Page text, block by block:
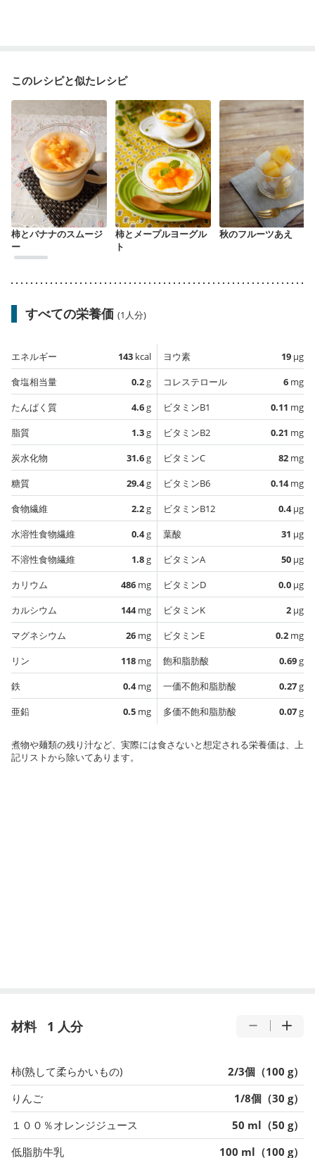
このレシピと似たレシピ
柿とバナナのスムージ
ー
柿とメープルヨーグル
ト
秋のフルーツあえ
すべての栄養価 (1人分)
エネルギー 143 kcal
食塩相当量
0.2g
たんぱく質
4.6g
脂質
1.3g
炭水化物
31.6g
糖質
29.4g
食物繊維
2.2g
水溶性食物繊維
0.4g
不溶性食物繊維
1.8g
カリウム
486 mg
カルシウム
144mg
マグネシウム
26 mg
リン
118 mg
鉄
0.4mg
亜鉛
0.5 mg
ヨウ素 19 µg
コレステロール
6 mg
ビタミンB1
0.11 mg
ビタミンB2
0.21 mg
ビタミンC
82 mg
ビタミンB6
0.14mg
ビタミンB12
0.4µg
葉酸
31 µg
ビタミンA
50 µg
ビタミンD
0.0 µg
ビタミンK
2 µg
ビタミンE
0.2 mg
飽和脂肪酸
0.69g
一価不飽和脂肪酸
0.27g
多価不飽和脂肪酸
0.07g
煮物や麺類の残り汁など、実際には食さないと想定される栄養価は、上
記リストから除いてあります。
材料 1 人分
柿(熟して柔らかいもの)
2/3個（100 g）
りんご
1/8個（30 g）
１００％オレンジジュース
50 ml（50 g）
低脂肪牛乳
100 ml（100 g）